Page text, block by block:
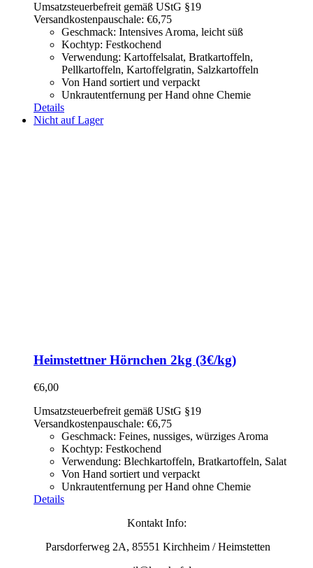
Umsatzsteuerbefreit gemäß UStG §19
Versandkostenpauschale: €6,75
Geschmack: Intensives Aroma, leicht süß
Kochtyp: Festkochend
Verwendung: Kartoffelsalat, Bratkartoffeln,
Pellkartoffeln, Kartoffelgratin, Salzkartoffeln
Von Hand sortiert und verpackt
Unkrautentfernung per Hand ohne Chemie
Details
Nicht auf Lager
Heimstettner Hörnchen 2kg (3€/kg)
€6,00
Umsatzsteuerbefreit gemäß UStG §19
Versandkostenpauschale: €6,75
Geschmack: Feines, nussiges, würziges Aroma
Kochtyp: Festkochend
Verwendung: Blechkartoffeln, Bratkartoffeln, Salat
Von Hand sortiert und verpackt
Unkrautentfernung per Hand ohne Chemie
Details
Kontakt Info:
Parsdorferweg 2A, 85551 Kirchheim / Heimstetten